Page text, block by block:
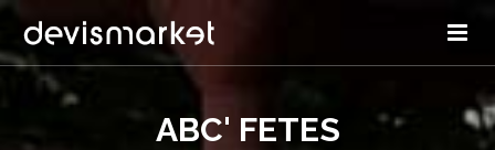
ABC' FETES